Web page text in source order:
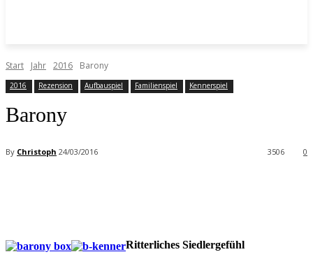
Start Jahr 2016 Barony
2016 Rezension Aufbauspiel Familienspiel Kennerspiel
Barony
By Christoph 24/03/2016 0
3506
Ritterliches Siedlergefühl